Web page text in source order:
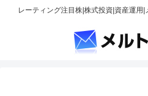
レーティング注目株|株式投資|資産運用